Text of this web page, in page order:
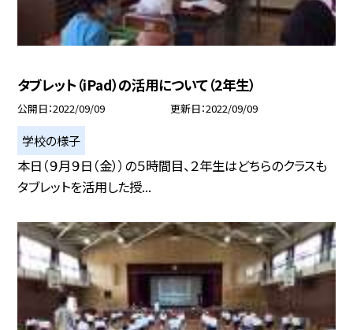
タブレット（iPad）の活用について（2年生）
公開日 2022/09/09 更新日 2022/09/09
学校の様子
本日（９月９日（金））の５時間目、２年生はどちらのクラスも
タブレットを活用した授...